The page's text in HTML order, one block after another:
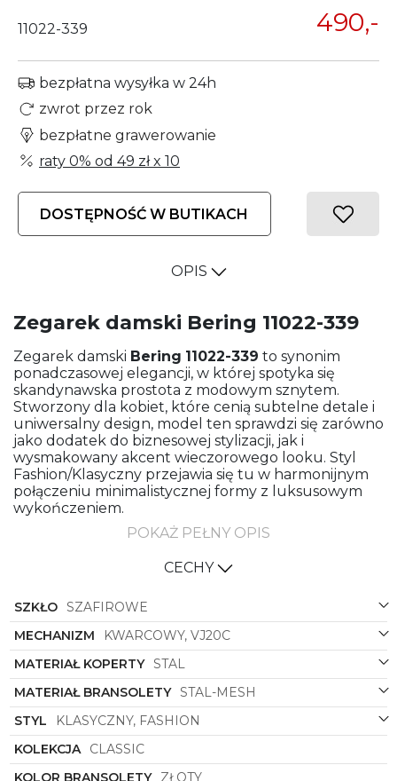
11022-339 490,-
bezpłatna wysyłka w 24h
zwrot przez rok
bezpłatne grawerowanie
raty 0% od 49 złx 10
DOSTĘPNOŚĆ W BUTIKACH
OPIS
Zegarek damski Bering 11022-339
Zegarek damski Bering 11022-339 to synonim
ponadczasowej elegancji, w której spotyka się
skandynawska prostota z modowym sznytem.
Stworzony dla kobiet, które cenią subtelne detale i
uniwersalny design, model ten sprawdzi się zarówno
jako dodatek do biznesowej stylizacji, jak i
wysmakowany akcent wieczorowego looku. Styl
Fashion/Klasyczny przejawia się tu w harmonijnym
połączeniu minimalistycznej formy z luksusowym
wykończeniem.
Koperta o okrągłym kształcie wykonana jest z
złotym odcieniu. Dzięki temu zegarek zyskuje
tonacji złota, a jednocześnie nie przytłacza stylizacji.
Złoty kolor koperty podkreśla kobiecość i dodaje
blasku, zachowując jednocześnie stonowaną
elegancję – idealną dla osób, które wolą subtelne
luksusowe akcenty zamiast krzykliwych ozdób.
Charakterystycznym elementem tego modelu jest
bransoleta meshowa ze stali, również w złotym
kolorze. Siatkowa konstrukcja bransolety nadaje
zegarkowi lekkości i nowoczesnego charakteru, a
jednocześnie gwarantuje komfort noszenia i
POKAŻ PEŁNY OPIS
CECHY
SZKŁO SZAFIROWE
MECHANIZM
KWARCOWY, VJ20C
MATERIAŁ KOPERTY STAL
MATERIAŁ BRANSOLETY STAL-MESH
STYL
KLASYCZNY, FASHION
KOLEKCJA CLASSIC
KOLOR BRANSOLETY ZŁOTY